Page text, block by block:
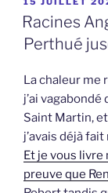
LE
Racines
Perthué
j’ai
Saint Martin, et
j’avais déjà
Et je vous livre
preuve que
Robert tandis